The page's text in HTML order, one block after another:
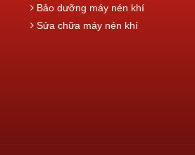
Bảo dưỡng máy nén khí
Sửa chữa máy nén khí